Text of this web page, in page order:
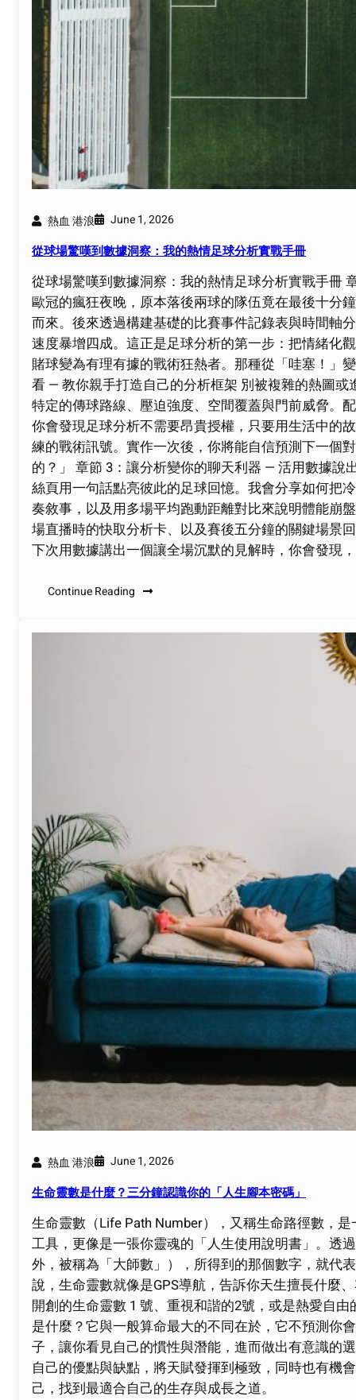
熱血 港浪 June 1, 2026
從球場驚嘆到數據洞察：我的熱情足球分析實戰手冊
從球場驚嘆到數據洞察：我的熱情足球分析實戰手冊
歐冠的瘋狂夜晚，原本落後兩球的隊伍竟在最後十分
而來。後來透過構建基礎的比賽事件記錄表與時間軸
速度暴增四成。這正是足球分析的第一步：把情緒化
賭球變為有理有據的戰術狂熱者。那種從「哇塞！」
看 — 教你親手打造自己的分析框架 別被複雜的熱圖
特定的傳球路線、壓迫強度、空間覆蓋與門前威脅。
你會發現足球分析不需要昂貴授權，只要用生活中的
練的戰術訊號。實作一次後，你將能自信預測下一個
的？」 章節 3：讓分析變你的聊天利器 — 活用數據
絲頁用一句話點亮彼此的足球回憶。我會分享如何把
奏敘事，以及用多場平均跑動距離對比來說明體能崩
場直播時的快取分析卡、以及賽後五分鐘的關鍵場景
下次用數據講出一個讓全場沉默的見解時，你會發現
Continue Reading
熱血 港浪 June 1, 2026
生命靈數是什麼？三分鐘認識你的「人生腳本密碼」
生命靈數（Life Path Number），又稱生命路徑數，
工具，更像是一張你靈魂的「人生使用說明書」。透
外，被稱為「大師數」），所得到的那個數字，就代
說，生命靈數就像是GPS導航，告訴你天生擅長什麼
開創的生命靈數 1 號、重視和諧的2號，或是熱愛自
是什麼？它與一般算命最大的不同在於，它不預測你
子，讓你看見自己的慣性與潛能，進而做出有意識的
自己的優點與缺點，將天賦發揮到極致，同時也有機
己，找到最適合自己的生存與成長之道。